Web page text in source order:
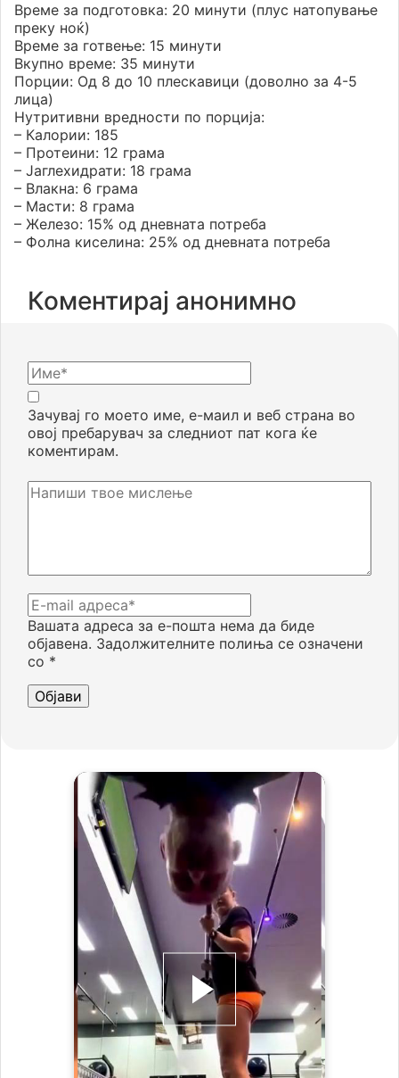
Време за подготовка: 20 минути (плус натопување
преку ноќ)
Време за готвење: 15 минути
Вкупно време: 35 минути
Порции: Од 8 до 10 плескавици (доволно за 4-5
лица)
Нутритивни вредности по порција:
– Калории: 185
– Протеини: 12 грама
– Јаглехидрати: 18 грама
– Влакна: 6 грама
– Масти: 8 грама
– Железо: 15% од дневната потреба
– Фолна киселина: 25% од дневната потреба
Коментирај анонимно
Вашата адреса за е-пошта нема да биде
објавена. Задолжителните полиња се означени
со *
Зачувај го моето име, е-маил и веб страна во
овој пребарувач за следниот пат кога ќе
коментирам.